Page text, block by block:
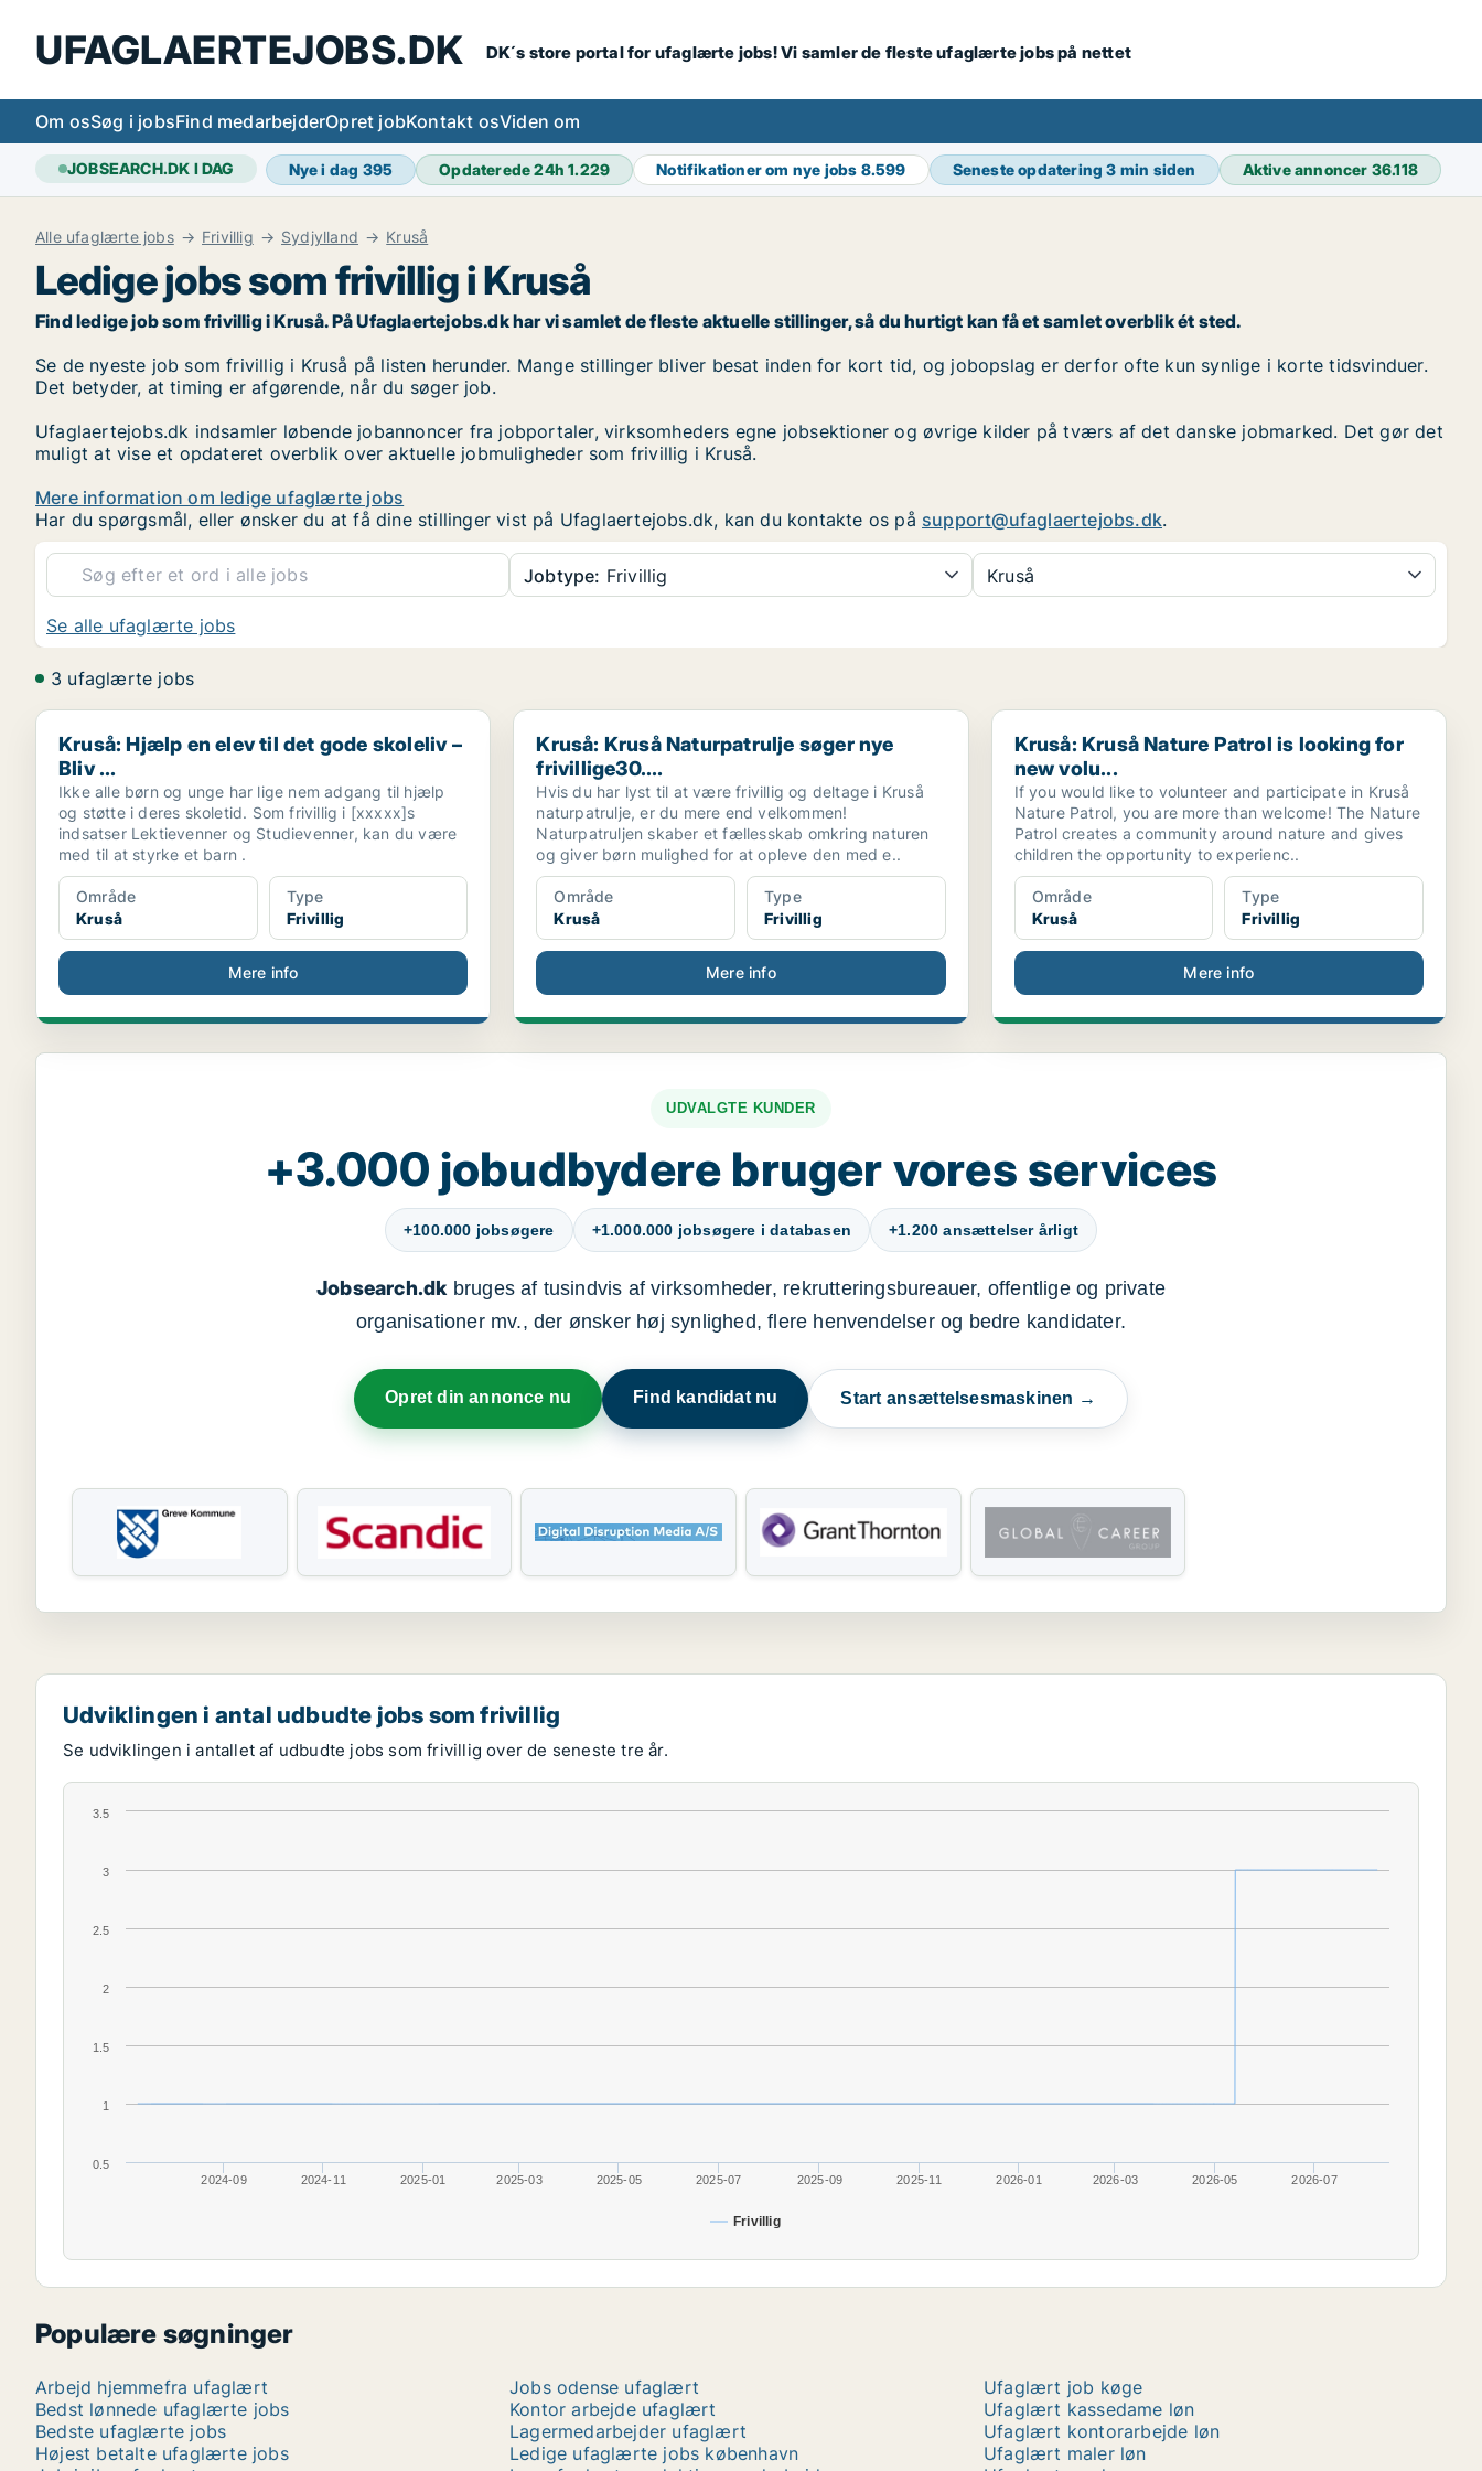
UFAGLAERTEJOBS.DK DK´s store portal for ufaglærte jobs! Vi samler de fleste ufaglærte jobs på nettet
Om osSøg i jobsFind medarbejderOpret jobKontakt osViden om
JOBSEARCH.DK I DAG Nye i dag 395 Opdaterede 24h1.229 Notifikationer om nye jobs 8.599 Seneste opdatering3 min siden Aktive annoncer 36.118
Alle ufaglærte jobs Frivillig Sydjylland Kruså
Ledige jobs som frivillig i Kruså
Find ledige job som frivillig i Kruså. På Ufaglaertejobs.dk har vi samlet de fleste aktuelle stillinger, så du hurtigt kan få et samlet overblik ét sted.
Se de nyeste job som frivillig i Kruså på listen herunder. Mange stillinger bliver besat inden for kort tid, og jobopslag er derfor ofte kun synlige i korte tidsvinduer.
Det betyder, at timing er afgørende, når du søger job.
Ufaglaertejobs.dk indsamler løbende jobannoncer fra jobportaler, virksomheders egne jobsektioner og øvrige kilder på tværs af det danske jobmarked. Det gør det
muligt at vise et opdateret overblik over aktuelle jobmuligheder som frivillig i Kruså.
Mere information om ledige ufaglærte jobs
Har du spørgsmål, eller ønsker du at få dine stillinger vist på Ufaglaertejobs.dk, kan du kontakte os på support@ufaglaertejobs.dk.
Jobtype: Frivillig Kruså
Se alle ufaglærte jobs
3 ufaglærte jobs
Kruså: Hjælp en elev til det gode skoleliv – Bliv ...
Kruså: Hjælp en elev til det gode skoleliv –
Bliv ...
Ikke alle børn og unge har lige nem adgang til hjælp
og støtte i deres skoletid. Som frivillig i [xxxxx]s
indsatser Lektievenner og Studievenner, kan du være
med til at styrke et barn .
Område
Kruså
Type
Frivillig
Mere info
Kruså: Kruså Naturpatrulje søger nye frivillige30....
Kruså: Kruså Naturpatrulje søger nye
frivillige30....
Hvis du har lyst til at være frivillig og deltage i Kruså
naturpatrulje, er du mere end velkommen!
Naturpatruljen skaber et fællesskab omkring naturen
og giver børn mulighed for at opleve den med e..
Område
Kruså
Type
Frivillig
Mere info
Kruså: Kruså Nature Patrol is looking for new volu...
Kruså: Kruså Nature Patrol is looking for
new volu...
If you would like to volunteer and participate in Kruså
Nature Patrol, you are more than welcome! The Nature
Patrol creates a community around nature and gives
children the opportunity to experienc..
Område
Kruså
Type
Frivillig
Mere info
UDVALGTE KUNDER
+3.000 jobudbydere bruger vores services
+100.000 jobsøgere +1.000.000 jobsøgere i databasen +1.200 ansættelser årligt
Jobsearch.dkbruges af tusindvis af virksomheder, rekrutteringsbureauer, offentlige og private
organisationer mv., der ønsker høj synlighed, flere henvendelser og bedre kandidater.
Opret din annonce nu Find kandidat nu Start ansættelsesmaskinen →
Udviklingen i antal udbudte jobs som frivillig
Se udviklingen i antallet af udbudte jobs som frivillig over de seneste tre år.
Frivillig
2024-09 2024-11 2025-01 2025-03 2025-05 2025-07 2025-09 2025-11 2026-01 2026-03 2026-05 2026-07
0.5
1
1.5
2
2.5
3
3.5
Populære søgninger
Arbejd hjemmefra ufaglært
Bedst lønnede ufaglærte jobs
Bedste ufaglærte jobs
Højest betalte ufaglærte jobs
Jobs odense ufaglært
Kontor arbejde ufaglært
Lagermedarbejder ufaglært
Ledige ufaglærte jobs københavn
Ufaglært job køge
Ufaglært kassedame løn
Ufaglært kontorarbejde løn
Ufaglært maler løn